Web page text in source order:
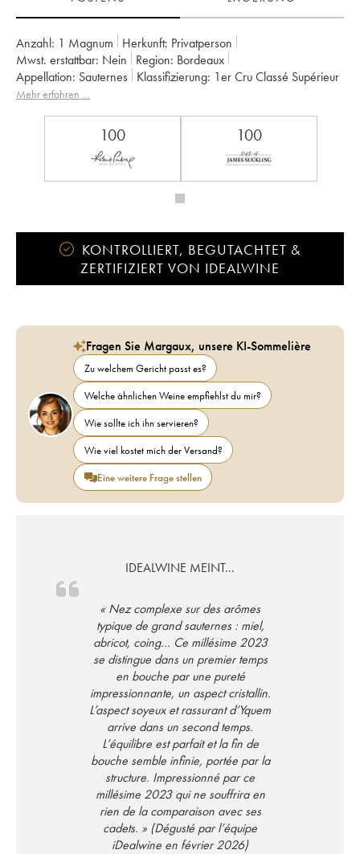
Anzahl: 1 Magnum Herkunft:
privatperson
Mwst. erstattbar:
nein Region:
Bordeaux
Appellation:
Sauternes Klassifizierung:
1er Cru Classé Supérieur
Eigentümer:
Mehr erfahren …
100 100
KONTROLLIERT, BEGUTACHTET &
ZERTIFIZIERT VON IDEALWINE
Fragen Sie Margaux, unsere KI-Sommelière
Zu welchem Gericht passt es?
Welche ähnlichen Weine empfiehlst du mir?
Wie sollte ich ihn servieren?
Wie viel kostet mich der Versand?
Eine weitere Frage stellen
IDEALWINE MEINT...
« Nez complexe sur des arômes
typique de grand sauternes : miel,
abricot, coing… Ce millésime 2023
se distingue dans un premier temps
en bouche par une pureté
impressionnante, un aspect cristallin.
L’aspect soyeux et rassurant d’Yquem
arrive dans un second temps.
L’équilibre est parfait et la fin de
bouche semble infinie, portée par la
structure. Impressionné par ce
millésime 2023 qui ne souffrira en
rien de la comparaison avec ses
cadets. » (Dégusté par l’équipe
iDealwine en février 2026)